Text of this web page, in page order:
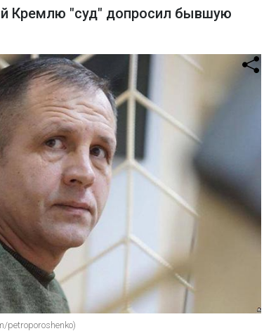
Кремлю "суд" допросил бывшую
petroporoshenko)